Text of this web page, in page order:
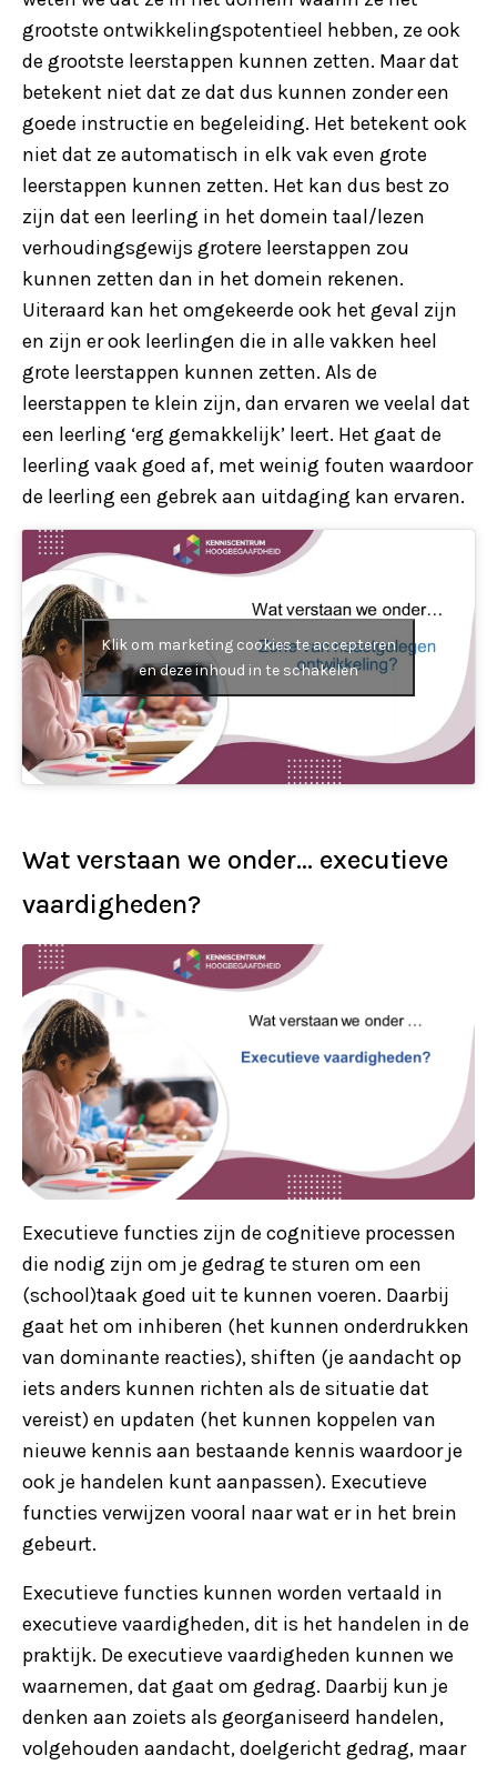
grootste ontwikkelingspotentieel hebben, ze ook
de grootste leerstappen kunnen zetten. Maar dat
betekent niet dat ze dat dus kunnen zonder een
goede instructie en begeleiding. Het betekent ook
niet dat ze automatisch in elk vak even grote
leerstappen kunnen zetten. Het kan dus best zo
zijn dat een leerling in het domein taal/lezen
verhoudingsgewijs grotere leerstappen zou
kunnen zetten dan in het domein rekenen.
Uiteraard kan het omgekeerde ook het geval zijn
en zijn er ook leerlingen die in alle vakken heel
grote leerstappen kunnen zetten. Als de
leerstappen te klein zijn, dan ervaren we veelal dat
een leerling ‘erg gemakkelijk’ leert. Het gaat de
leerling vaak goed af, met weinig fouten waardoor
de leerling een gebrek aan uitdaging kan ervaren.
Klik om marketing cookies te accepteren
en deze inhoud in te schakelen
Wat verstaan we onder… executieve
vaardigheden?
Executieve functies zijn de cognitieve processen
die nodig zijn om je gedrag te sturen om een
(school)taak goed uit te kunnen voeren. Daarbij
gaat het om inhiberen (het kunnen onderdrukken
van dominante reacties), shiften (je aandacht op
iets anders kunnen richten als de situatie dat
vereist) en updaten (het kunnen koppelen van
nieuwe kennis aan bestaande kennis waardoor je
ook je handelen kunt aanpassen). Executieve
functies verwijzen vooral naar wat er in het brein
gebeurt.
Executieve functies kunnen worden vertaald in
executieve vaardigheden, dit is het handelen in de
praktijk. De executieve vaardigheden kunnen we
waarnemen, dat gaat om gedrag. Daarbij kun je
denken aan zoiets als georganiseerd handelen,
volgehouden aandacht, doelgericht gedrag, maar